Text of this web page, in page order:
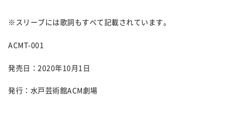
※スリーブには歌詞もすべて記載されています。
ACMT-001
発売日：2020年10月1日
発行：水戸芸術館ACM劇場